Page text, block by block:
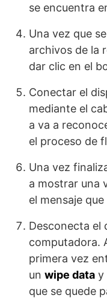
se encuentra
Una vez que
archivos de la
dar clic en el
Conectar el
mediante el
a va a
el proceso de
Una vez
a mostrar una
el mensaje
Desconecta el
computadora.
primera vez
un wipe data y
que se quede